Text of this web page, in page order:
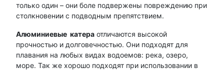
только один – они боле подвержены повреждению при
столкновении с подводным препятствием.
Алюминиевые катера отличаются высокой
прочностью и долговечностью. Они подходят для
плавания на любых видах водоемов: река, озеро,
море. Так же хорошо подходят при использовании в